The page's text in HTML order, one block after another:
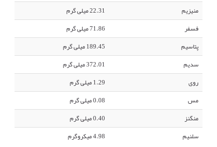
منیزیم
22.31 میلی گرم
فسفر
71.86 میلی گرم
پتاسیم
189.45 میلی گرم
سدیم
372.01 میلی گرم
روی
1.29 میلی گرم
مس
0.08 میلی گرم
منگنز
0.40 میلی گرم
سلنیم
4.98 میکروگرم